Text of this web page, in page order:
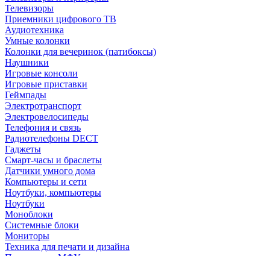
Телевизоры
Приемники цифрового ТВ
Аудиотехника
Умные колонки
Колонки для вечеринок (патибоксы)
Наушники
Игровые консоли
Игровые приставки
Геймпады
Электротранспорт
Электровелосипеды
Телефония и связь
Радиотелефоны DECT
Гаджеты
Смарт-часы и браслеты
Датчики умного дома
Компьютеры и сети
Ноутбуки, компьютеры
Ноутбуки
Моноблоки
Системные блоки
Мониторы
Техника для печати и дизайна